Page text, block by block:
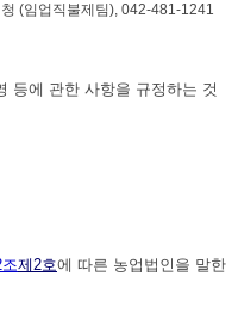
(임업직불제팀), 042-481-1241
등에 관한 사항을 규정하는 것
제2호에 따른 농업법인을 말한